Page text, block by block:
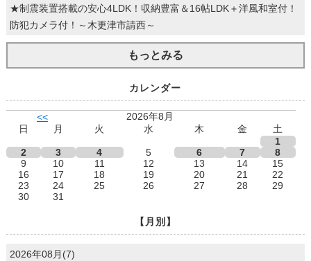
★制震装置搭載の安心4LDK！収納豊富＆16帖LDK＋洋風和室付！
防犯カメラ付！～木更津市請西～
もっとみる
カレンダー
<<
2026年8月
日
月 火 水 木 金
土
1
2
3 4 5 6 7
8
9
10 11 12 13 14
15
16
17 18 19 20 21
22
23
24 25 26 27 28
29
30
31
【月別】
2026年08月(7)